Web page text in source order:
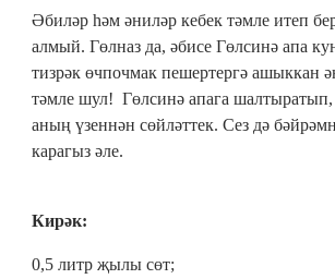
Әбиләр һәм әниләр кебек тәмле итеп
алмый. Гөлназ да, әбисе Гөлсинә апа
тизрәк өчпочмак пешертергә ашыккан
тәмле шул! Гөлсинә апага
аның үзеннән сөйләттек. Сез дә
карагыз әле.
Кирәк:
0,5 литр җылы сөт;